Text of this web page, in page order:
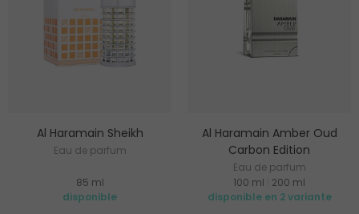
Al Haramain Sheikh
Eau de parfum
85 ml
disponible
Al Haramain Amber Oud
Carbon Edition
Eau de parfum
100 ml
200 ml
disponible en 2 variante